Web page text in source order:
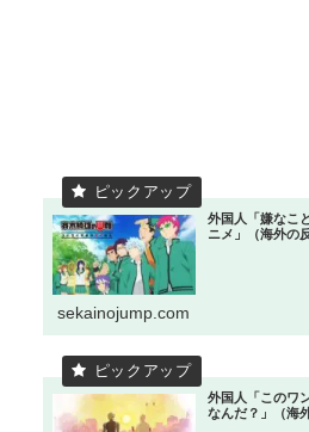
外国人「嫌なこ
ニメ」（海外の
sekainojump.com
外国人「このワ
なんだ？」（海